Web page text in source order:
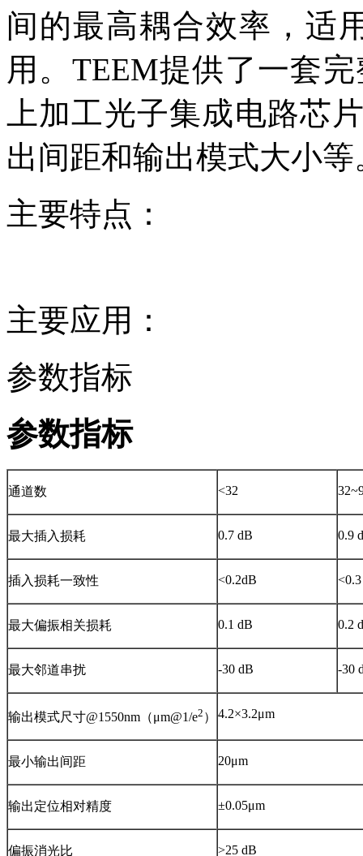
间的最高耦合效率，适
用。TEEM提供了一套
上加工光子集成电路芯
出间距和输出模式大小等
主要特点：
主要应用：
参数指标
参数指标
通道数 <32
最大插入损耗 0.7 dB 0.9
插入损耗一致性 <0.2dB
最大偏振相关损耗 0.1 dB 0.2
最大邻道串扰 -30 dB -30
输出模式尺寸@1550nm（μm@1/e2 ） 4.2×3.2μm
最小输出间距 20μm
输出定位相对精度 ±0.05μm
偏振消光比 >25 dB